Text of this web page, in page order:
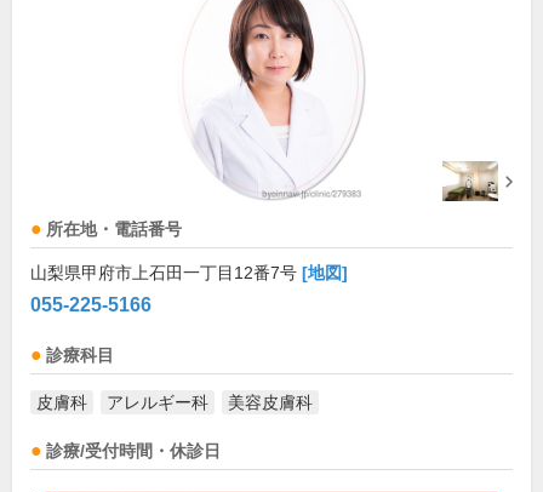
所在地・電話番号
山梨県甲府市上石田一丁目12番7号 [地図]
055-225-5166
診療科目
皮膚科 アレルギー科 美容皮膚科
診療/受付時間・休診日